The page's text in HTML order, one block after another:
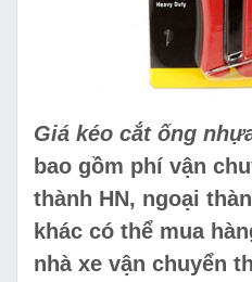
Giá kéo cắt ống
bao gồm phí vận
thành HN, ngoại
khác có thể mua
nhà xe vận chuyển